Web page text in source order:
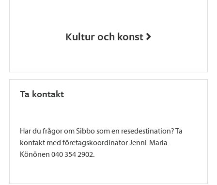
Kultur och konst
Ta kontakt
Har du frågor om Sibbo som en resedestination? Ta
kontakt med företagskoordinator Jenni-Maria
Könönen 040 354 2902.